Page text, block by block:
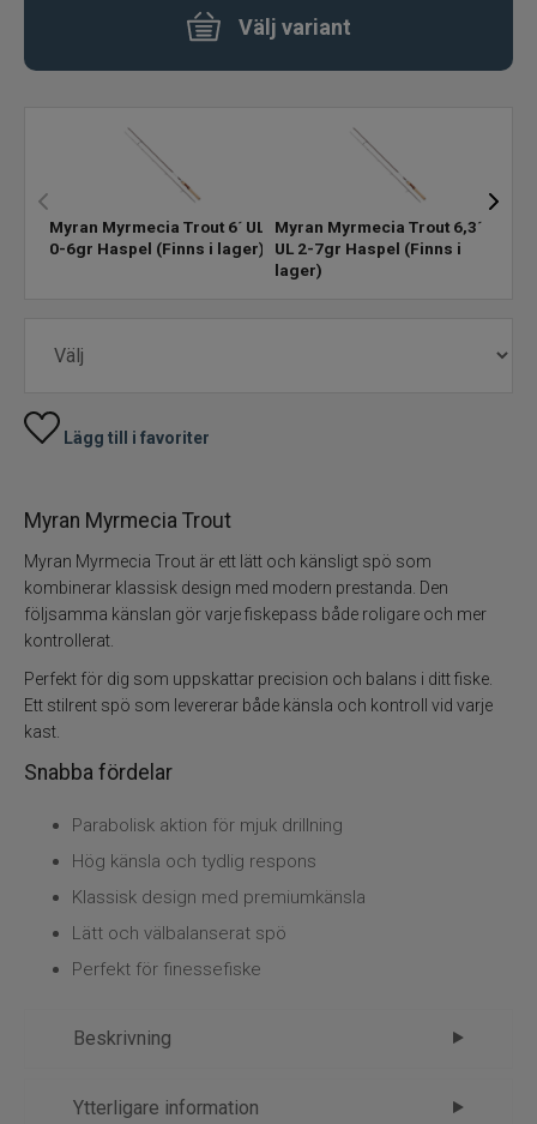
Fiskelinor
Tillbehör
Flugbindning
Vinterfiske
Kläder
Trolling
Specimenfiske
Varumärken
Välj variant
Myran Myrmecia Trout 6´ UL
0-6gr Haspel (Finns i lager)
Myran Myrmecia Trout 6,3´
UL 2-7gr Haspel (Finns i
lager)
Lägg till i favoriter
Myran Myrmecia Trout
Myran Myrmecia Trout är ett lätt och känsligt spö som
kombinerar klassisk design med modern prestanda. Den
följsamma känslan gör varje fiskepass både roligare och mer
kontrollerat.
Perfekt för dig som uppskattar precision och balans i ditt fiske.
Ett stilrent spö som levererar både känsla och kontroll vid varje
kast.
Snabba fördelar
Parabolisk aktion för mjuk drillning
Hög känsla och tydlig respons
Klassisk design med premiumkänsla
Lätt och välbalanserat spö
Perfekt för finessefiske
Beskrivning
Myran Myrmecia Trout – klassisk
Ytterligare information